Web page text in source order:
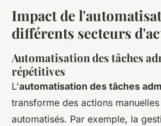
Impact de
différents secteurs
Automatisation des tâches
répétitives
L'automatisation des tâches
transforme des actions
automatisés. Par exemple, la